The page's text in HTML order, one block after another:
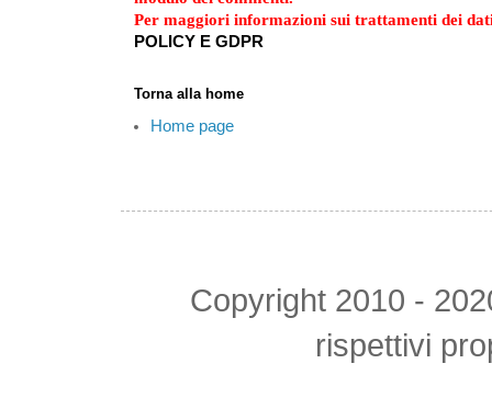
Per maggiori informazioni sui trattamenti dei
POLICY E GDPR
Torna alla home
Home page
Copyright 2010 -
rispettivi